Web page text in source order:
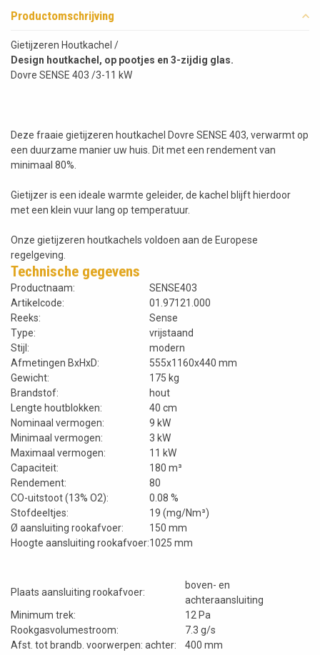
Productomschrijving
Gietijzeren Houtkachel /
Design houtkachel, op pootjes en 3-zijdig glas.
Dovre SENSE 403 /3-11 kW
Deze fraaie gietijzeren houtkachel Dovre SENSE 403, verwarmt op
een duurzame manier uw huis. Dit met een rendement van
minimaal 80%.
Gietijzer is een ideale warmte geleider, de kachel blijft hierdoor
met een klein vuur lang op temperatuur.
Onze gietijzeren houtkachels voldoen aan de Europese
regelgeving.
Technische gegevens
Productnaam:
SENSE403
Artikelcode:
01.97121.000
Reeks:
Sense
Type:
vrijstaand
Stijl:
modern
Afmetingen BxHxD:
555x1160x440 mm
Gewicht:
175 kg
Brandstof:
hout
Lengte houtblokken:
40 cm
Nominaal vermogen:
9 kW
Minimaal vermogen:
3 kW
Maximaal vermogen:
11 kW
Capaciteit:
180 m³
Rendement:
80
CO-uitstoot (13% O2):
0.08 %
Stofdeeltjes:
19 (mg/Nm³)
Ø aansluiting rookafvoer:
150 mm
Hoogte aansluiting rookafvoer:1025 mm
Plaats aansluiting rookafvoer:
boven- en
achteraansluiting
Minimum trek:
12 Pa
Rookgasvolumestroom:
7.3 g/s
Afst. tot brandb. voorwerpen: achter:
400 mm